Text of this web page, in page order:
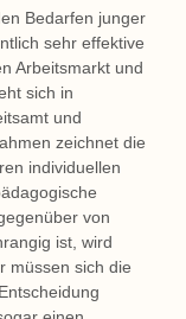
Bedarfen junger
sehr effektive
Arbeitsmarkt und
sich in
und
zeichnet die
individuellen
von
ist, wird
müssen sich die